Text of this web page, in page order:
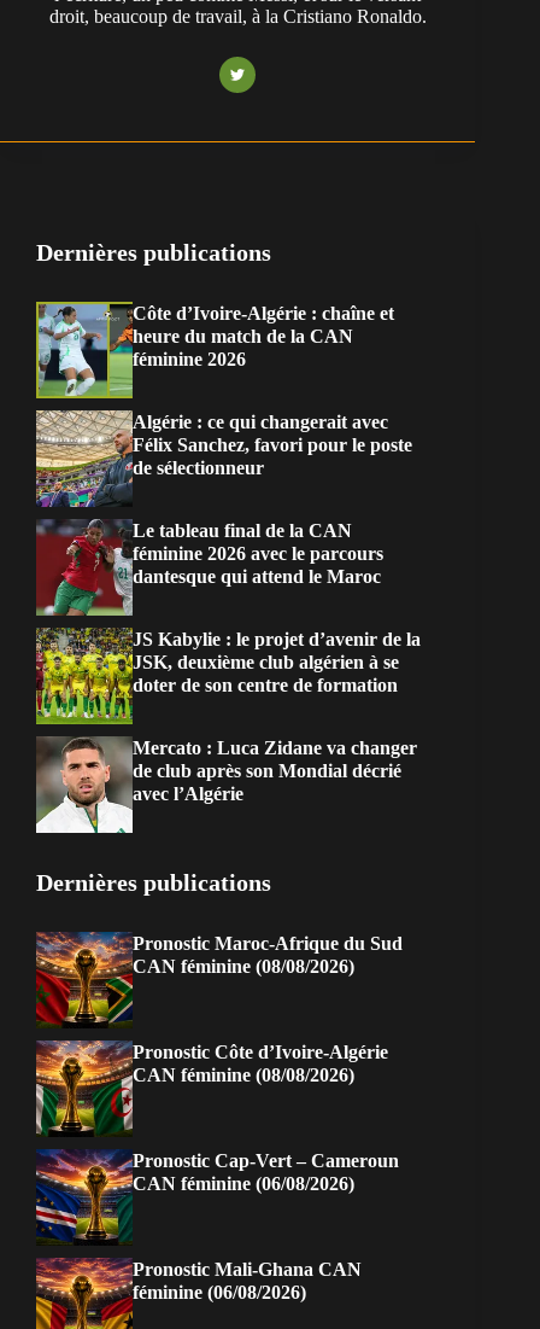
droit, beaucoup de travail, à la Cristiano Ronaldo.
Dernières publications
Côte d’Ivoire-Algérie : chaîne et
heure du match de la CAN
féminine 2026
Algérie : ce qui changerait avec
Félix Sanchez, favori pour le poste
de sélectionneur
Le tableau final de la CAN
féminine 2026 avec le parcours
dantesque qui attend le Maroc
JS Kabylie : le projet d’avenir de la
JSK, deuxième club algérien à se
doter de son centre de formation
Mercato : Luca Zidane va changer
de club après son Mondial décrié
avec l’Algérie
Dernières publications
Pronostic Maroc-Afrique du Sud
CAN féminine (08/08/2026)
Pronostic Côte d’Ivoire-Algérie
CAN féminine (08/08/2026)
Pronostic Cap-Vert – Cameroun
CAN féminine (06/08/2026)
Pronostic Mali-Ghana CAN
féminine (06/08/2026)